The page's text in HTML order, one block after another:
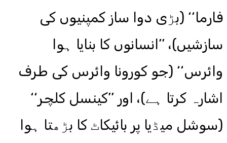
فارما‘‘ (بڑی دوا ساز کمپنیوں کی
سازشیں)، ’’انسانوں کا بنایا ہوا
وائرس‘‘ (جو کورونا وائرس کی طرف
اشارہ کرتا ہے)، اور ’’کینسل کلچر‘‘
(سوشل میڈیا پر بائیکاٹ کا بڑھتا ہوا